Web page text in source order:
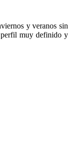
y veranos sin
perfil muy definido y